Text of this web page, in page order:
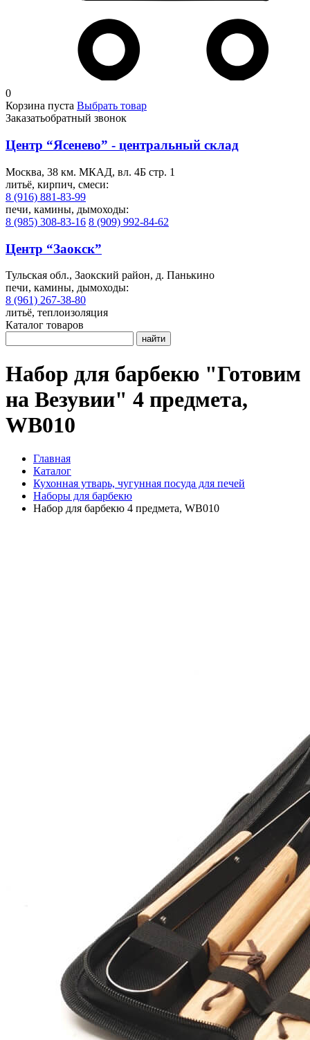
0
Корзина пуста Выбрать товар
Заказатьобратный звонок
Центр “Ясенево” - центральный склад
Москва, 38 км. МКАД, вл. 4Б стр. 1
литьё, кирпич, смеси:
8 (916) 881-83-99
печи, камины, дымоходы:
8 (985) 308-83-16 8 (909) 992-84-62
Центр “Заокск”
Тульская обл., Заокский район, д. Панькино
печи, камины, дымоходы:
8 (961) 267-38-80
литьё, теплоизоляция
Каталог товаров
найти
Набор для барбекю "Готовим
на Везувии" 4 предмета,
WB010
Главная
Каталог
Кухонная утварь, чугунная посуда для печей
Наборы для барбекю
Набор для барбекю 4 предмета, WB010